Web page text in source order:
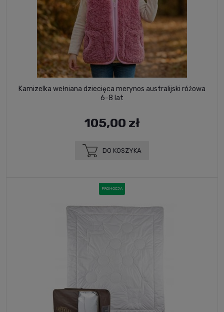
Kamizelka wełniana dziecięca merynos australijski różowa
6-8 lat
105,00 zł
DO KOSZYKA
PROMOCJA